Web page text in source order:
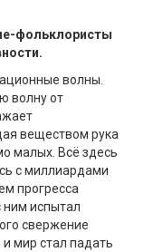
фольклористы
волны.
волну от
веществом рука
малых. Всё здесь
с миллиардами
прогресса
ним испытал
свержение
мир стал падать